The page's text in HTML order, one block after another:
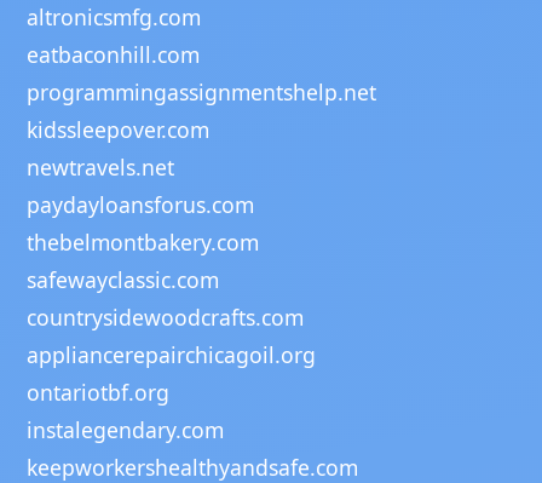
altronicsmfg.com
eatbaconhill.com
programmingassignmentshelp.net
kidssleepover.com
newtravels.net
paydayloansforus.com
thebelmontbakery.com
safewayclassic.com
countrysidewoodcrafts.com
appliancerepairchicagoil.org
ontariotbf.org
instalegendary.com
keepworkershealthyandsafe.com